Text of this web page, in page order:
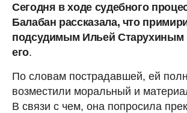
Сегодня в ходе судебного
Балабан рассказала, что
подсудимым Ильей Старухиным
его.
По словам пострадавшей, ей
возместили моральный и
В связи с чем, она попросила